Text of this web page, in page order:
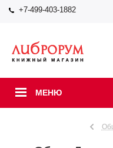
+7-499-403-1882
МЕНЮ